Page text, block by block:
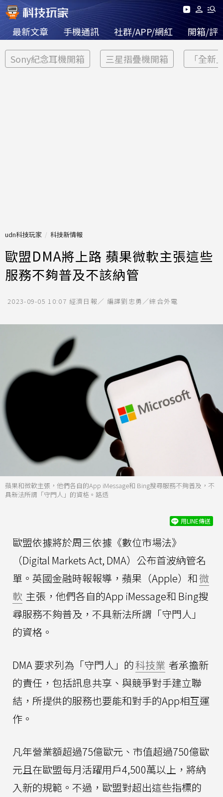
最新文章 手機通訊 社群/APP/網紅 開箱/評
Sony紀念耳機開箱 三星摺疊機開箱 「全新
udn科技玩家 科技新情報
歐盟DMA將上路 蘋果微軟主張這些
服務不夠普及不該納管
2023-09-05 10:07 經濟日報／ 編譯劉忠勇／綜合外電
蘋果和微軟主張，他們各自的App iMessage和 Bing搜尋服務不夠普及，不
具新法所謂「守門人」的資格。路透
用LINE傳送
歐盟依據將於周三依據《數位市場法》
（Digital Markets Act, DMA）公布首波納管名
單。英國金融時報報導，蘋果（Apple）和微
軟 主張，他們各自的App iMessage和 Bing搜
尋服務不夠普及，不具新法所謂「守門人」
的資格。
DMA 要求列為「守門人」的科技業 者承擔新
的責任，包括訊息共享、與競爭對手建立聯
結，所提供的服務也要能和對手的App相互運
作。
凡年營業額超過75億歐元、市值超過750億歐
元且在歐盟每月活躍用戶4,500萬以上，將納
入新的規範。不過，歐盟對超出這些指標的